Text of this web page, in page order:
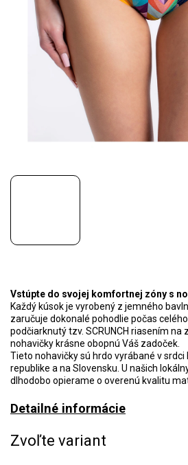
Zvoľte variant
Vstúpte do svojej komfortnej zóny s
Každý kúsok je vyrobený z jemného
zaručuje dokonalé pohodlie počas
podčiarknutý tzv. SCRUNCH riasením na
nohavičky krásne obopnú Váš zadoček.
Tieto nohavičky sú hrdo vyrábané v srdci
republike a na Slovensku. U našich
dlhodobo opierame o overenú kvalitu
Detailné informácie